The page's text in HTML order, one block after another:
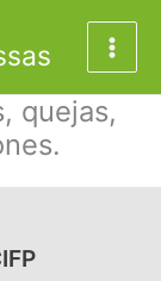
quejas,